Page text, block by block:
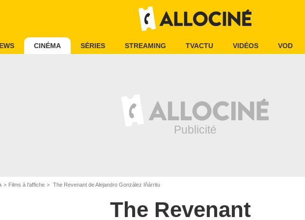
CINÉMA SÉRIES STREAMING TVACTU VIDÉOS VOD
Films à l'affiche The Revenant de Alejandro González Iñárritu
The Revenant